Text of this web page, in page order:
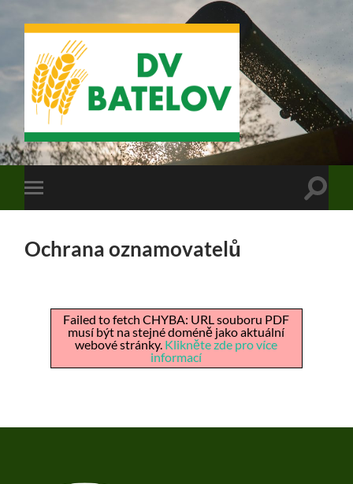
DV
Batelov
Přepnout
mobilní
Ochrana oznamovatelů
Failed to fetch CHYBA: URL souboru PDF
musí být na stejné doméně jako aktuální
webové stránky. Klikněte zde pro více
informací